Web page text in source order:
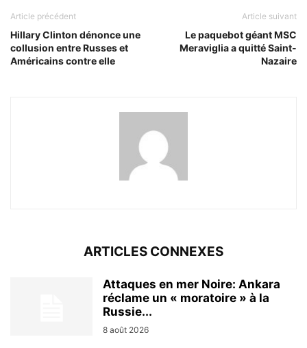
Article précédent
Hillary Clinton dénonce une
collusion entre Russes et
Américains contre elle
Article suivant
Le paquebot géant MSC
Meraviglia a quitté Saint-
Nazaire
ARTICLES CONNEXES
Attaques en mer Noire: Ankara
réclame un « moratoire » à la
Russie...
8 août 2026